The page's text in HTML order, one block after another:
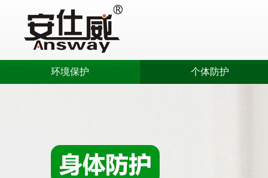
环境保护 个体防护